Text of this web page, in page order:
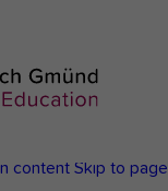
content Skip to